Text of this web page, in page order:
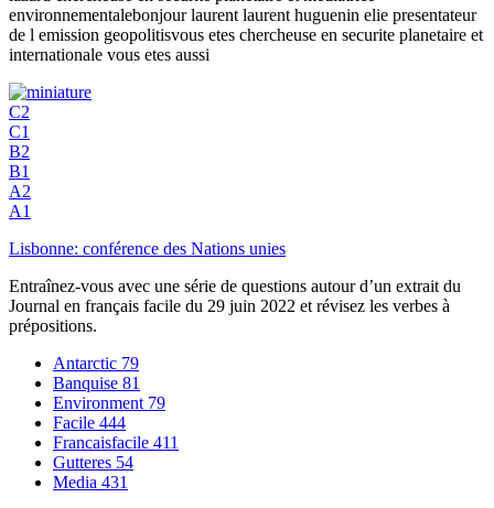
environnementalebonjour laurent laurent huguenin elie presentateur
de l emission geopolitisvous etes chercheuse en securite planetaire et
internationale vous etes aussi
C2
C1
B2
B1
A2
A1
Lisbonne: conférence des Nations unies
Entraînez-vous avec une série de questions autour d’un extrait du
Journal en français facile du 29 juin 2022 et révisez les verbes à
prépositions.
Antarctic 79
Banquise 81
Environment 79
Facile 444
Francaisfacile 411
Gutteres 54
Media 431